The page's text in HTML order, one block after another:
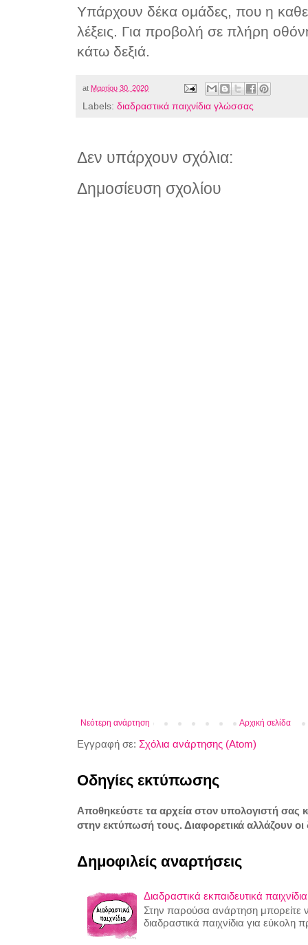
Υπάρχουν δέκα ομάδες, που η
λέξεις. Για προβολή σε πλήρη
κάτω δεξιά.
at Μαρτίου 30, 2020
Labels: διαδραστικά παιχνίδια γλώσσας
Δεν υπάρχουν σχόλια:
Δημοσίευση σχολίου
Νεότερη ανάρτηση Αρχική σελίδα
Εγγραφή σε: Σχόλια ανάρτησης (Atom)
Οδηγίες εκτύπωσης
Αποθηκεύστε τα αρχεία στον υπολογιστή σας
στην εκτύπωσή τους. Διαφορετικά αλλάζουν οι
Δημοφιλείς αναρτήσεις
Διαδραστικά εκπαιδευτικά παιχνίδια
Στην παρούσα ανάρτηση μπορείτε
διαδραστικά παιχνίδια για εύκολη